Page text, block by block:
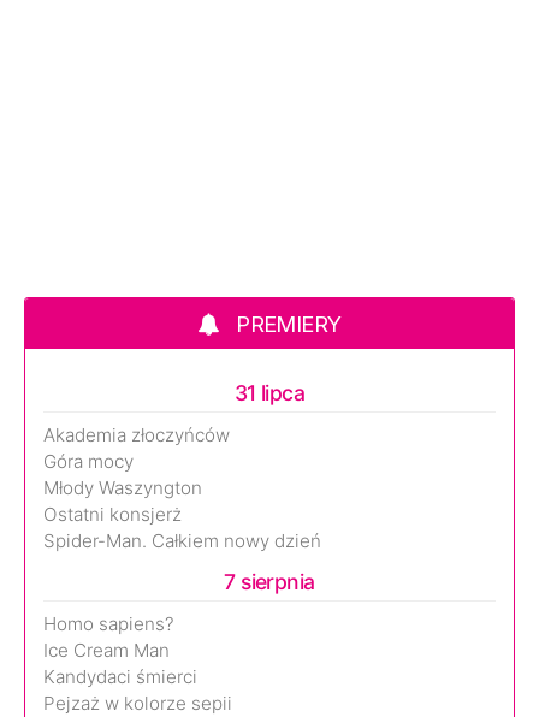
PREMIERY
31 lipca
Akademia złoczyńców
Góra mocy
Młody Waszyngton
Ostatni konsjerż
Spider-Man. Całkiem nowy dzień
7 sierpnia
Homo sapiens?
Ice Cream Man
Kandydaci śmierci
Pejzaż w kolorze sepii